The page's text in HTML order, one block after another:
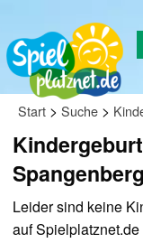
Start > Suche >
Spangenberg
Leider sind keine
auf